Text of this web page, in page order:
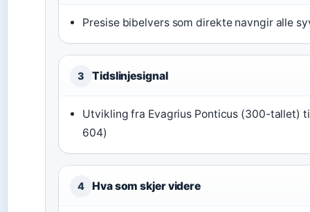
Presise bibelvers som direkte navngir alle
3 Tidslinjesignal
Utvikling fra Evagrius Ponticus (300-tallet)
604)
4 Hva som skjer videre